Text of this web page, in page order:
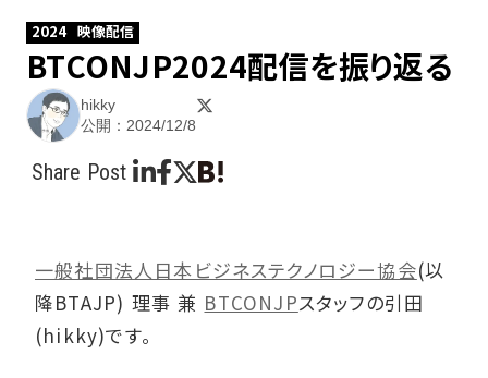
2024 映像配信
BTCONJP2024配信を振り返る
hikky
公開：2024/12/8
Share Post
一般社団法人日本ビジネステクノロジー協会(以
降BTAJP) 理事 兼 BTCONJPスタッフの引田
(hikky)です。